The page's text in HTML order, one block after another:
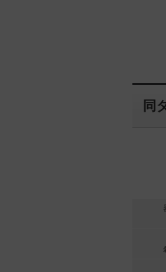
同
ライトアッ
円